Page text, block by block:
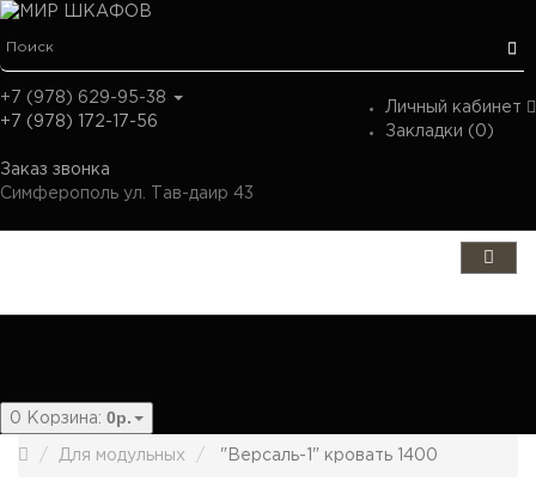
Личный кабинет
Закладки (0)
+7 (978) 629-95-38
+7 (978) 172-17-56
Заказ звонка
Симферополь ул. Тав-даир 43
0 Корзина: 0р.
Для модульных "Версаль-1" кровать 1400